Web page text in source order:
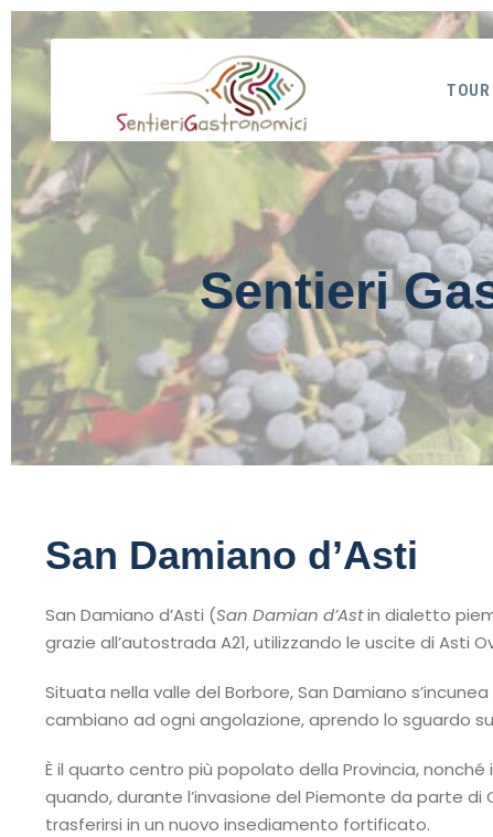
TOUR
Sentieri
San Damiano d’Asti
San Damiano d’Asti (San Damian d’Astin dialetto
grazie all’autostrada A21, utilizzando le uscite di Asti
Situata nella valle del Borbore, San Damiano
cambiano ad ogni angolazione, aprendo lo sguardo
È il quarto centro più popolato della Provincia,
quando, durante l’invasione del Piemonte da parte
trasferirsi in un nuovo insediamento fortificato.